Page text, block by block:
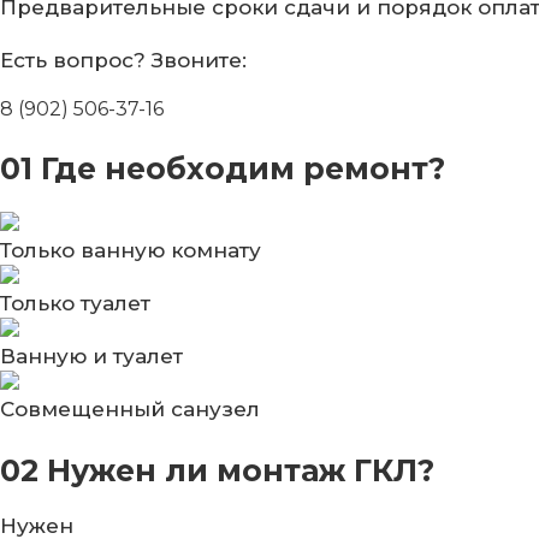
Предварительные сроки сдачи и порядок
Есть вопрос? Звоните:
8 (902) 506-37-16
01 Где необходим ремонт?
Только ванную комнату
Только туалет
Ванную и туалет
Совмещенный санузел
02 Нужен ли монтаж ГКЛ?
Нужен